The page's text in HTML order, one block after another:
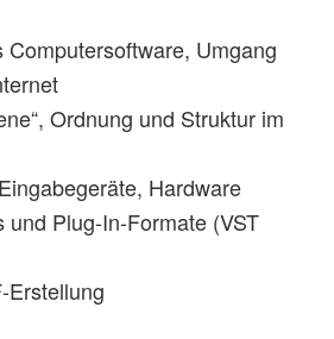
Computersoftware, Umgang
Ordnung und Struktur im
Hardware
und Plug-In-Formate (VST
Erstellung